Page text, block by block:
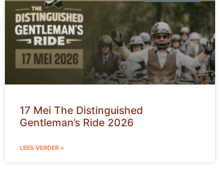
17 Mei The Distinguished
Gentleman’s Ride 2026
LEES VERDER »